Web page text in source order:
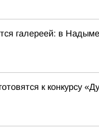
галереей: в
к конкурсу